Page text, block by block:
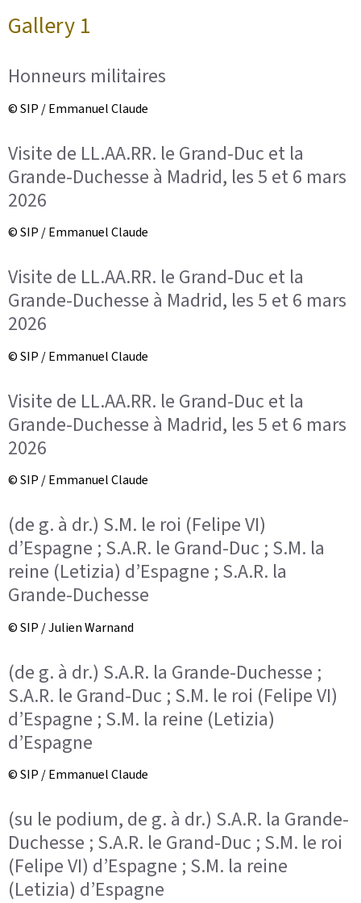
Gallery 1
Honneurs militaires
© SIP / Emmanuel Claude
Visite de LL.AA.RR. le Grand-Duc et la
Grande-Duchesse à Madrid, les 5 et 6 mars
2026
© SIP / Emmanuel Claude
Visite de LL.AA.RR. le Grand-Duc et la
Grande-Duchesse à Madrid, les 5 et 6 mars
2026
© SIP / Emmanuel Claude
Visite de LL.AA.RR. le Grand-Duc et la
Grande-Duchesse à Madrid, les 5 et 6 mars
2026
© SIP / Emmanuel Claude
(de g. à dr.) S.M. le roi (Felipe VI)
d’Espagne ; S.A.R. le Grand-Duc ; S.M. la
reine (Letizia) d’Espagne ; S.A.R. la
Grande-Duchesse
© SIP / Julien Warnand
(de g. à dr.) S.A.R. la Grande-Duchesse ;
S.A.R. le Grand-Duc ; S.M. le roi (Felipe VI)
d’Espagne ; S.M. la reine (Letizia)
d’Espagne
© SIP / Emmanuel Claude
(su le podium, de g. à dr.) S.A.R. la Grande-
Duchesse ; S.A.R. le Grand-Duc ; S.M. le roi
(Felipe VI) d’Espagne ; S.M. la reine
(Letizia) d’Espagne